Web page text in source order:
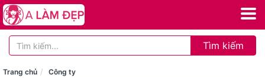
Tìm kiếm
Trang chủ Công ty